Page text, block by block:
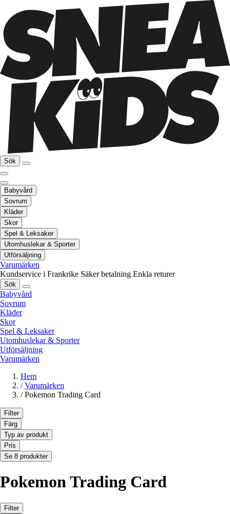
Sök
Babyvård
Sovrum
Kläder
Skor
Spel & Leksaker
Utomhuslekar & Sporter
Utförsäljning
Varumärken
Kundservice i Frankrike Säker betalning Enkla returer
Sök
Babyvård
Sovrum
Kläder
Skor
Spel & Leksaker
Utomhuslekar & Sporter
Utförsäljning
Varumärken
Hem
/ Varumärken
/ Pokemon Trading Card
Filter
Färg
Typ av produkt
Pris
Se 8 produkter
Pokemon Trading Card
Filter